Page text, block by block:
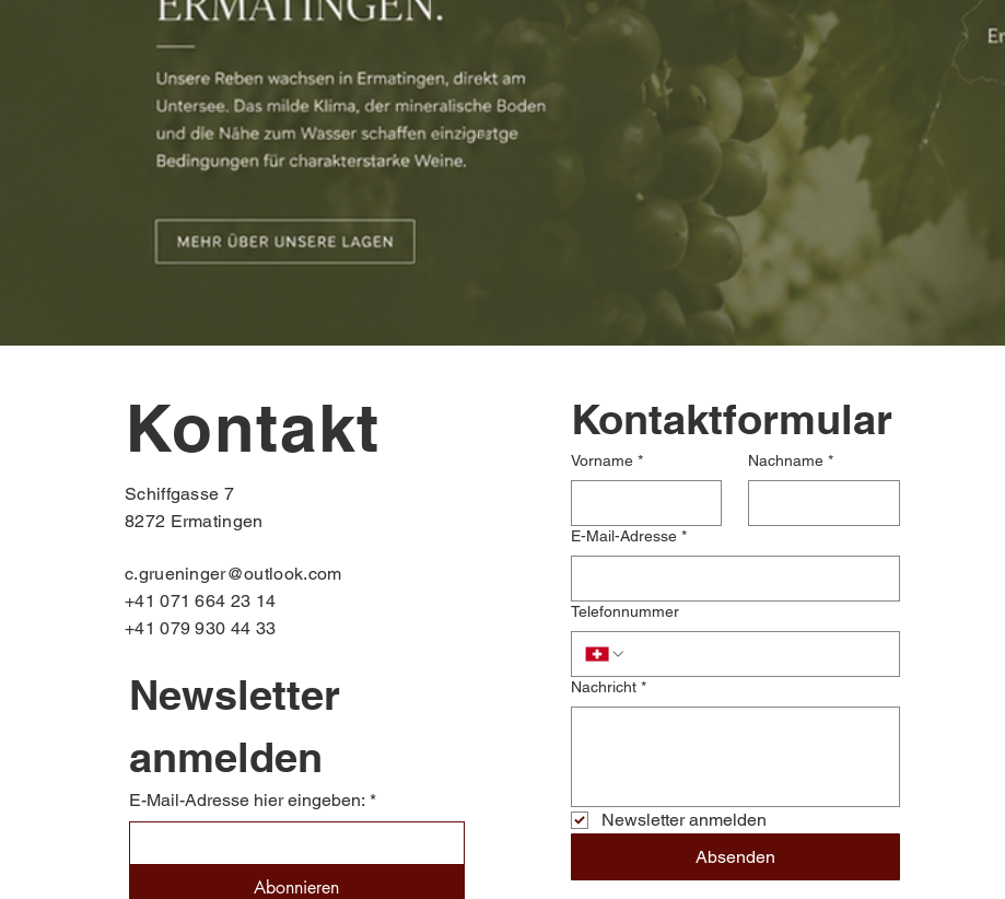
Kontakt
Schiffgasse 7
8272 Ermatingen
c.grueninger@outlook.com
+41 071 664 23 14
+41 079 930 44 33
Newsletter
anmelden
E-Mail-Adresse hier eingeben: *
Abonnieren
Kontaktformular
Vorname * Nachname *
E-Mail-Adresse *
Telefonnummer
Nachricht *
Newsletter anmelden
Absenden